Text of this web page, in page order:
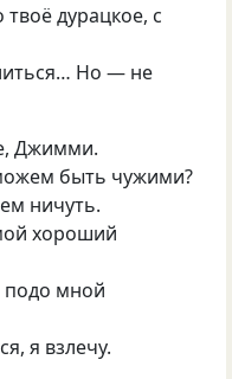
дурацкое, с
Но — не
Джимми.
быть чужими?
ничуть.
хороший
подо мной
я взлечу.